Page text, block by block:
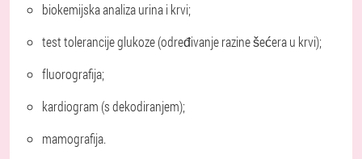
biokemijska analiza urina i krvi;
test tolerancije glukoze (određivanje razine šećera u krvi);
fluorografija;
kardiogram (s dekodiranjem);
mamografija.